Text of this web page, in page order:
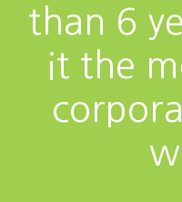
than 6
it the